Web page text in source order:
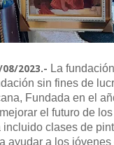
2023.- La
sin fines de
Fundada en el
el futuro de
incluido clases de
ayudar a los